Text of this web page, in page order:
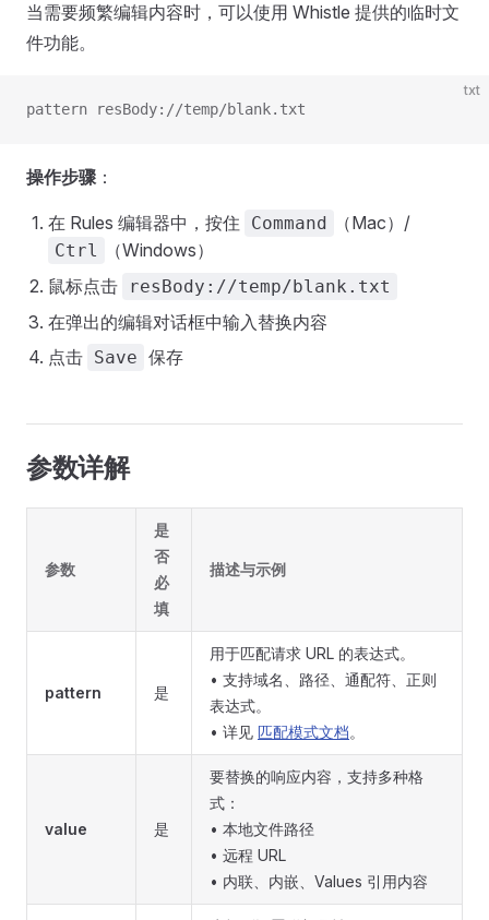
当需要频繁编辑内容时，可以使用 Whistle 提供的临时文
件功能。
txt
pattern resBody://temp/blank.txt
操作步骤：
在 Rules 编辑器中，按住 Command （Mac）/
Ctrl
（Windows）
鼠标点击
resBody://temp/blank.txt
在弹出的编辑对话框中输入替换内容
点击 Save 保存
参数详解
参数
是
否
必
填
描述与示例
pattern 是
用于匹配请求 URL 的表达式。
• 支持域名、路径、通配符、正则
表达式。
• 详见 匹配模式文档。
value 是
要替换的响应内容，支持多种格
式：
• 本地文件路径
• 远程 URL
• 内联、内嵌、Values 引用内容